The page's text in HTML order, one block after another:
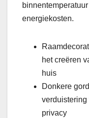
energiekosten.
het creëren
huis
Donkere
verduistering
privacy